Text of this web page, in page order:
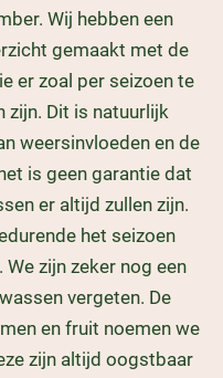
Wij hebben een
gemaakt met de
er zoal per seizoen te
zijn. Dit is natuurlijk
weersinvloeden en de
is geen garantie dat
er altijd zullen zijn.
het seizoen
We zijn zeker nog een
vergeten. De
en fruit noemen we
zijn altijd oogstbaar